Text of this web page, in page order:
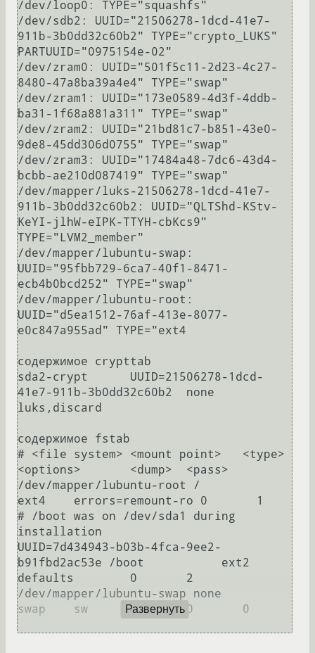
/dev/loop0: TYPE="squashfs"
/dev/sdb2: UUID="21506278-1dcd-41e7-
911b-3b0dd32c60b2" TYPE="crypto_LUKS"
PARTUUID="0975154e-02"
/dev/zram0: UUID="501f5c11-2d23-4c27-
8480-47a8ba39a4e4" TYPE="swap"
/dev/zram1: UUID="173e0589-4d3f-4ddb-
ba31-1f68a881a311" TYPE="swap"
/dev/zram2: UUID="21bd81c7-b851-43e0-
9de8-45dd306d0755" TYPE="swap"
/dev/zram3: UUID="17484a48-7dc6-43d4-
bcbb-ae210d087419" TYPE="swap"
/dev/mapper/luks-21506278-1dcd-41e7-
911b-3b0dd32c60b2: UUID="QLTShd-KStv-
KeYI-jlhW-eIPK-TTYH-cbKcs9"
TYPE="LVM2_member"
/dev/mapper/lubuntu-swap:
UUID="95fbb729-6ca7-40f1-8471-
ecb4b0bcd252" TYPE="swap"
/dev/mapper/lubuntu-root:
UUID="d5ea1512-76af-413e-8077-
e0c847a955ad" TYPE="ext4
содержимое crypttab
sda2-crypt	UUID=21506278-1dcd-
41e7-911b-3b0dd32c60b2	none
luks,discard
содержимое fstab
# <file system> <mount point>   <type>
<options>       <dump>  <pass>
/dev/mapper/lubuntu-root /
ext4    errors=remount-ro 0       1
# /boot was on /dev/sda1 during
installation
UUID=7d434943-b03b-4fca-9ee2-
b91fbd2ac53e /boot           ext2
defaults        0       2
/dev/mapper/lubuntu-swap none
swap    sw              0       0
Развернуть